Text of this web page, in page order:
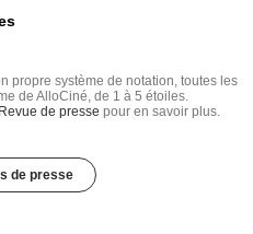
propre système de notation, toutes les
de AlloCiné, de 1 à 5 étoiles.
Revue de presse pour en savoir plus.
de presse